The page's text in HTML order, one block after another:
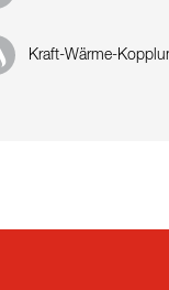
Kraft-Wärme-